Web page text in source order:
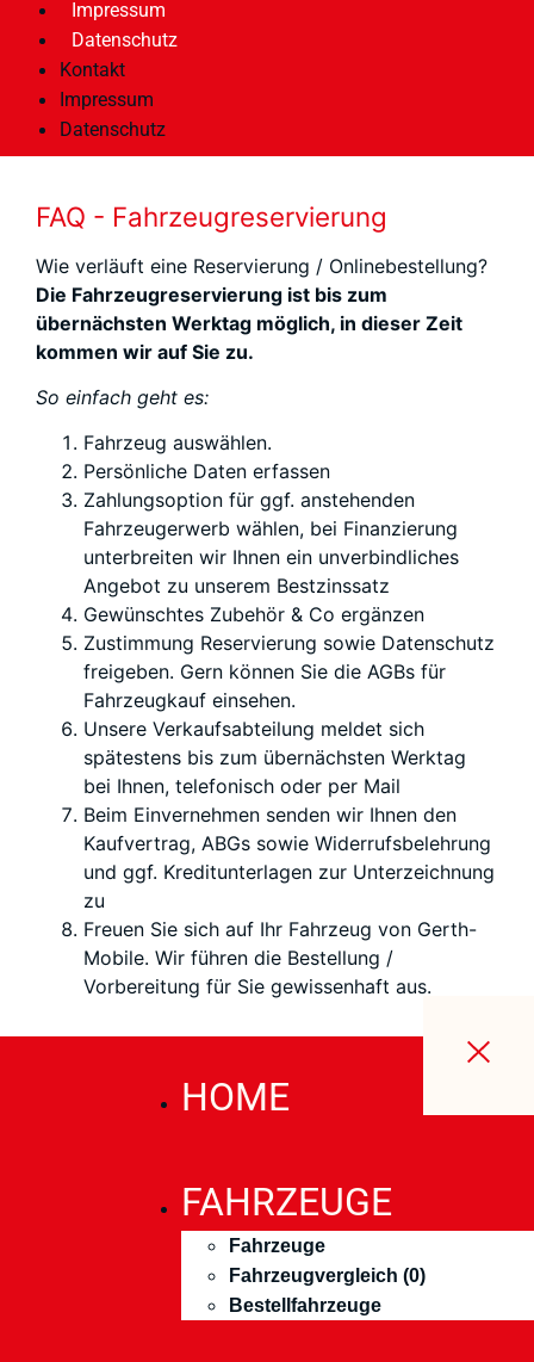
Impressum
Datenschutz
Kontakt
Impressum
Datenschutz
FAQ - Fahrzeugreservierung
Wie verläuft eine Reservierung / Onlinebestellung?
Die Fahrzeugreservierung ist bis zum
übernächsten Werktag möglich, in dieser Zeit
kommen wir auf Sie zu.
So einfach geht es:
Fahrzeug auswählen.
Persönliche Daten erfassen
Zahlungsoption für ggf. anstehenden
Fahrzeugerwerb wählen, bei Finanzierung
unterbreiten wir Ihnen ein unverbindliches
Angebot zu unserem Bestzinssatz
Gewünschtes Zubehör & Co ergänzen
Zustimmung Reservierung sowie Datenschutz
freigeben. Gern können Sie die AGBs für
Fahrzeugkauf einsehen.
Unsere Verkaufsabteilung meldet sich
spätestens bis zum übernächsten Werktag
bei Ihnen, telefonisch oder per Mail
Beim Einvernehmen senden wir Ihnen den
Kaufvertrag, ABGs sowie Widerrufsbelehrung
und ggf. Kreditunterlagen zur Unterzeichnung
zu
Freuen Sie sich auf Ihr Fahrzeug von Gerth-
Mobile. Wir führen die Bestellung /
Vorbereitung für Sie gewissenhaft aus.
HOME
FAHRZEUGE
Fahrzeuge
Fahrzeugvergleich (0)
Bestellfahrzeuge